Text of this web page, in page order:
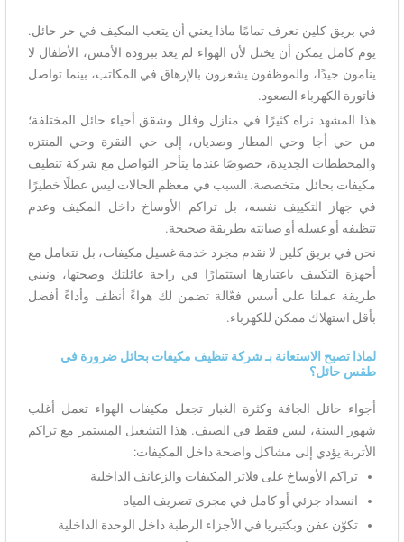
في بريق كلين نعرف تمامًا ماذا يعني أن يتعب المكيف في حر حائل.
يوم كامل يمكن أن يختل لأن الهواء لم يعد ببرودة الأمس، الأطفال لا
ينامون جيدًا، والموظفون يشعرون بالإرهاق في المكاتب، بينما تواصل
فاتورة الكهرباء الصعود.
هذا المشهد نراه كثيرًا في منازل وفلل وشقق أحياء حائل المختلفة؛
من حي أجا وحي المطار وصديان، إلى حي النقرة وحي المنتزه
والمخططات الجديدة، خصوصًا عندما يتأخر التواصل مع شركة تنظيف
مكيفات بحائل متخصصة. السبب في معظم الحالات ليس عطلًا خطيرًا
في جهاز التكييف نفسه، بل تراكم الأوساخ داخل المكيف وعدم
تنظيفه أو غسله أو صيانته بطريقة صحيحة.
نحن في بريق كلين لا نقدم مجرد خدمة غسيل مكيفات، بل نتعامل مع
أجهزة التكييف باعتبارها استثمارًا في راحة عائلتك وصحتها، ونبني
طريقة عملنا على أسس فعّالة تضمن لك هواءً أنظف وأداءً أفضل
بأقل استهلاك ممكن للكهرباء.
لماذا تصبح الاستعانة بـ شركة تنظيف مكيفات بحائل ضرورة في
طقس حائل؟
أجواء حائل الجافة وكثرة الغبار تجعل مكيفات الهواء تعمل أغلب
شهور السنة، ليس فقط في الصيف. هذا التشغيل المستمر مع تراكم
الأتربة يؤدي إلى مشاكل واضحة داخل المكيفات:
تراكم الأوساخ على فلاتر المكيفات والزعانف الداخلية
انسداد جزئي أو كامل في مجرى تصريف المياه
تكوّن عفن وبكتيريا في الأجزاء الرطبة داخل الوحدة الداخلية